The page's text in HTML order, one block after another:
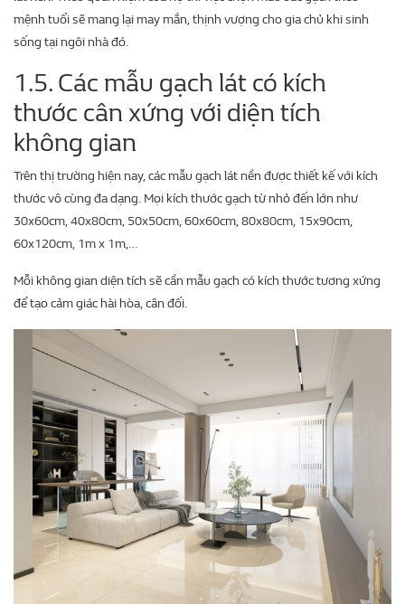
mệnh tuổi sẽ mang lại may mắn, thịnh vượng cho gia chủ khi sinh
sống tại ngôi nhà đó.
1.5. Các mẫu gạch lát có kích
thước cân xứng với diện tích
không gian
Trên thị trường hiện nay, các mẫu gạch lát nền được thiết kế với kích
thước vô cùng đa dạng. Mọi kích thước gạch từ nhỏ đến lớn như
30x60cm, 40x80cm, 50x50cm, 60x60cm, 80x80cm, 15x90cm,
60x120cm, 1m x 1m,…
Mỗi không gian diện tích sẽ cần mẫu gạch có kích thước tương xứng
để tạo cảm giác hài hòa, cân đối.